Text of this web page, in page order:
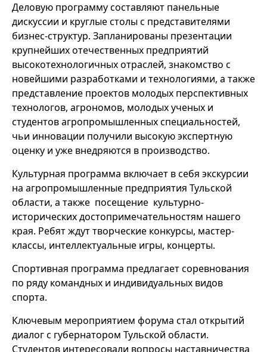
Деловую программу составляют панельные
дискуссии и круглые столы с представителями
бизнес-структур. Запланированы презентации
крупнейших отечественных предприятий
высокотехнологичных отраслей, знакомство с
новейшими разработками и технологиями, а также
представление проектов молодых перспективных
технологов, агрономов, молодых ученых и
студентов агропромышленных специальностей,
чьи инновации получили высокую экспертную
оценку и уже внедряются в производство.
Культурная программа включает в себя экскурсии
на агропромышленные предприятия Тульской
области, а также посещение культурно-
исторических достопримечательностям нашего
края. Ребят ждут творческие конкурсы, мастер-
классы, интеллектуальные игры, концерты.
Спортивная программа предлагает соревнования
по ряду командных и индивидуальных видов
спорта.
Ключевым мероприятием форума стал открытий
диалог с губернатором Тульской области.
Студентов интересовали вопросы наставничества